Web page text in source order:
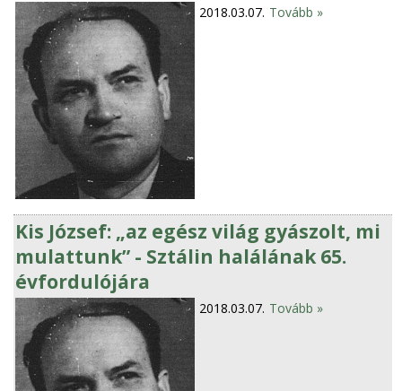
2018.03.07. Tovább »
Kis József: „az egész világ gyászolt, mi
mulattunk” - Sztálin halálának 65.
évfordulójára
2018.03.07. Tovább »